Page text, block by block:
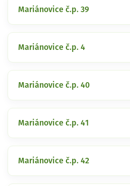
Mariánovice č.p. 39
Mariánovice č.p. 4
Mariánovice č.p. 40
Mariánovice č.p. 41
Mariánovice č.p. 42